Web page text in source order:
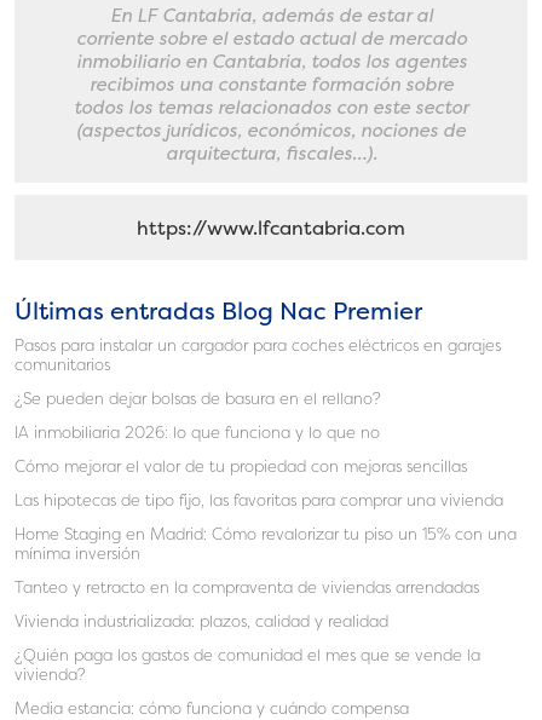
En LF Cantabria, además de estar al
corriente sobre el estado actual de mercado
inmobiliario en Cantabria, todos los agentes
recibimos una constante formación sobre
todos los temas relacionados con este sector
(aspectos jurídicos, económicos, nociones de
arquitectura, fiscales…).
https://www.lfcantabria.com
Últimas entradas Blog Nac Premier
Pasos para instalar un cargador para coches eléctricos en garajes
comunitarios
¿Se pueden dejar bolsas de basura en el rellano?
IA inmobiliaria 2026: lo que funciona y lo que no
Cómo mejorar el valor de tu propiedad con mejoras sencillas
Las hipotecas de tipo fijo, las favoritas para comprar una vivienda
Home Staging en Madrid: Cómo revalorizar tu piso un 15% con una
mínima inversión
Tanteo y retracto en la compraventa de viviendas arrendadas
Vivienda industrializada: plazos, calidad y realidad
¿Quién paga los gastos de comunidad el mes que se vende la
vivienda?
Media estancia: cómo funciona y cuándo compensa